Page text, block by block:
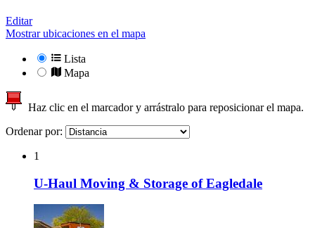
Editar
Mostrar ubicaciones en el mapa
Lista
Mapa
Haz clic en el marcador y arrástralo para reposicionar el mapa.
Ordenar por:
1
U-Haul Moving & Storage of Eagledale